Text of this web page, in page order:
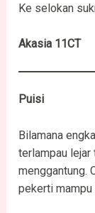
Ke selokan
Akasia 11CT
Puisi
Bilamana
terlampau lejar
menggantung.
pekerti